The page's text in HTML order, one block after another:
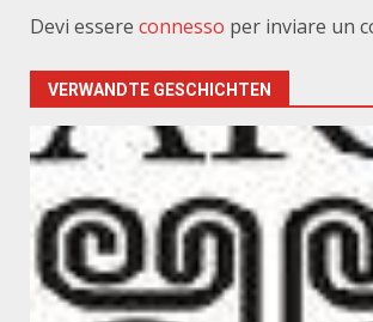
Devi essere connesso per inviare un
VERWANDTE GESCHICHTEN